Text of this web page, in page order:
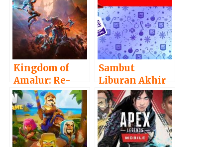
Kingdom of
Amalur: Re-
Reckoning
Siap Meluncur
September
Mendatang!
Sambut
Liburan Akhir
Tahun, Epic
Games Store
Bagikan 15
Game Gratis